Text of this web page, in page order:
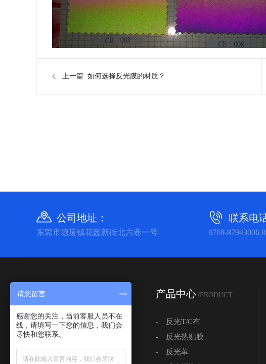
上一篇: 如何选择反光膜的材质？
公司地址：
东莞市塘厦镇花园新街北六巷一号
联系电
0769-87943006
关于我们
- 公司简介
- 公司实景
- 资质证书
产品中心 /PRODUCT
- 反光T/C布
- 反光热贴膜
- 反光革
请您留言
感谢您的关注，当前客服人员不在
线，请填写一下您的信息，我们会
尽快和您联系。